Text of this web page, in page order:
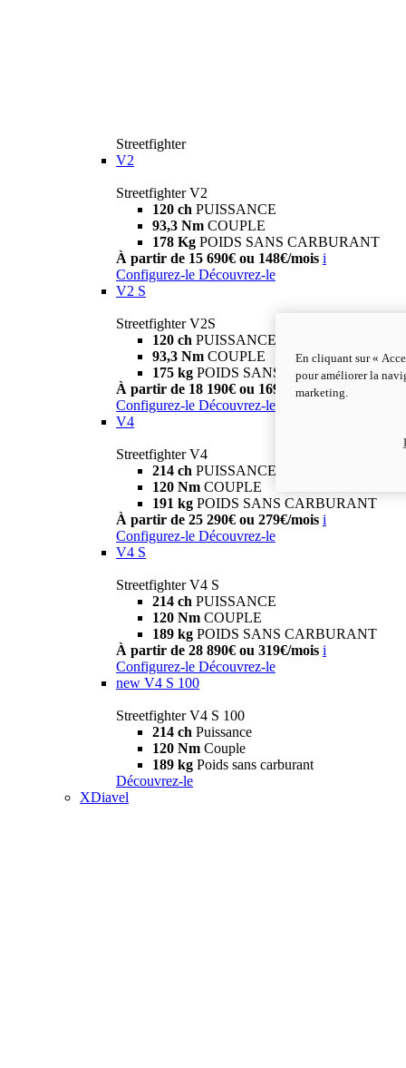
Streetfighter
V2
Streetfighter V2
120 ch PUISSANCE
93,3 Nm COUPLE
178 Kg POIDS SANS CARBURANT
À partir de 15 690€ ou 148€/mois i
Configurez-le Découvrez-le
V2 S
Streetfighter V2S
120 ch PUISSANCE
93,3 Nm COUPLE
175 kg POIDS SANS CARBURANT
À partir de 18 190€ ou 169€/mois i
Configurez-le Découvrez-le
V4
Streetfighter V4
214 ch PUISSANCE
120 Nm COUPLE
191 kg POIDS SANS CARBURANT
À partir de 25 290€ ou 279€/mois i
Configurez-le Découvrez-le
V4 S
Streetfighter V4 S
214 ch PUISSANCE
120 Nm COUPLE
189 kg POIDS SANS CARBURANT
À partir de 28 890€ ou 319€/mois i
Configurez-le Découvrez-le
new V4 S 100
Streetfighter V4 S 100
214 ch Puissance
120 Nm Couple
189 kg Poids sans carburant
Découvrez-le
XDiavel
En cliquant sur «
pour améliorer la
marketing.